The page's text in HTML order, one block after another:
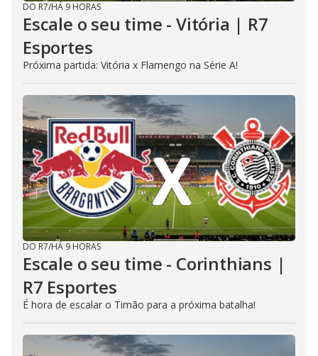
DO R7/HÁ 9 HORAS
Escale o seu time - Vitória | R7
Esportes
Próxima partida: Vitória x Flamengo na Série A!
DO R7/HÁ 9 HORAS
Escale o seu time - Corinthians |
R7 Esportes
É hora de escalar o Timão para a próxima batalha!